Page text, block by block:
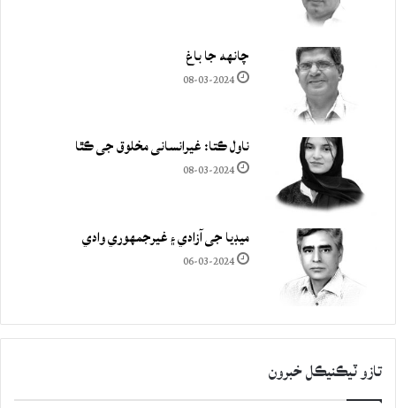
چانهه جا باغ
08-03-2024
ناول ڪتا: غيرانساني مخلوق جي ڪٿا
08-03-2024
ميڊيا جي آزادي ۽ غيرجمھوري وادي
06-03-2024
تازو ٽيڪنيڪل خبرون